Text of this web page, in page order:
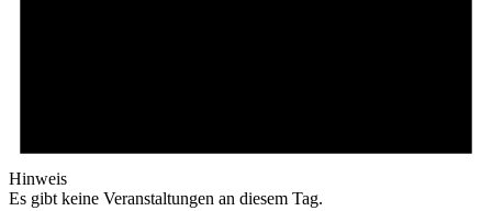
Hinweis
Es gibt keine Veranstaltungen an diesem Tag.